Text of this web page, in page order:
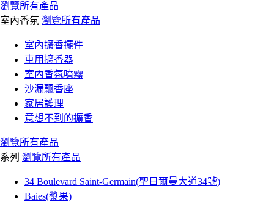
瀏覽所有產品
室內香氛 瀏覽所有產品
室內擴香擺件
車用擴香器
室內香氛噴霧
沙漏飄香座
家居護理
意想不到的擴香
瀏覽所有產品
系列 瀏覽所有產品
34 Boulevard Saint-Germain(聖日爾曼大道34號)
Baies(漿果)